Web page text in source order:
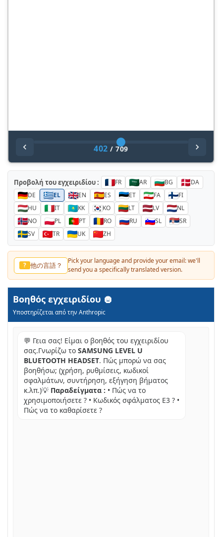
402 /709
Προβολή του εγχειριδίου : FR AR BG
DA
DE
EL EN ES ET FA
FI
HU
IT KK KO LT LV
NL
NO
PL PT RO RU SL
SR
SV
TR UK ZH
? 他の言語？
Pick your language and provide your email: we'll
send you a specifically translated version.
Βοηθός εγχειριδίου
Υποστηρίζεται από την Anthropic
💬 Γεια σας! Είμαι ο βοηθός του εγχειριδίου
σας.Γνωρίζω το SAMSUNG LEVEL U
BLUETOOTH HEADSET. Πώς μπορώ να σας
βοηθήσω; (χρήση, ρυθμίσεις, κωδικοί
σφαλμάτων, συντήρηση, εξήγηση βήματος
κ.λπ.)💡 Παραδείγματα : • Πώς να το
χρησιμοποιήσετε ? • Κωδικός σφάλματος E3 ? •
Πώς να το καθαρίσετε ?